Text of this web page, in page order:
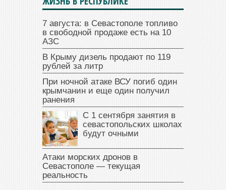
7 августа: в Севастополе топливо
в свободной продаже есть на 10
АЗС
В Крыму дизель продают по 119
рублей за литр
При ночной атаке ВСУ погиб один
крымчанин и еще один получил
ранения
С 1 сентября занятия в
севастопольских школах
будут очными
Атаки морских дронов в
Севастополе — текущая
реальность